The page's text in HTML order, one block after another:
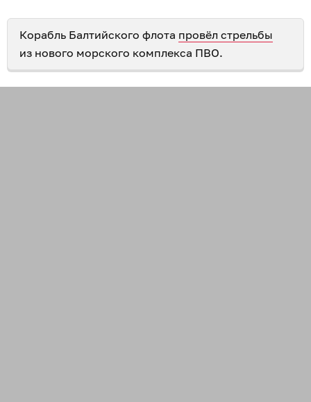
Корабль Балтийского флота провёл стрельбы
из нового морского комплекса ПВО.